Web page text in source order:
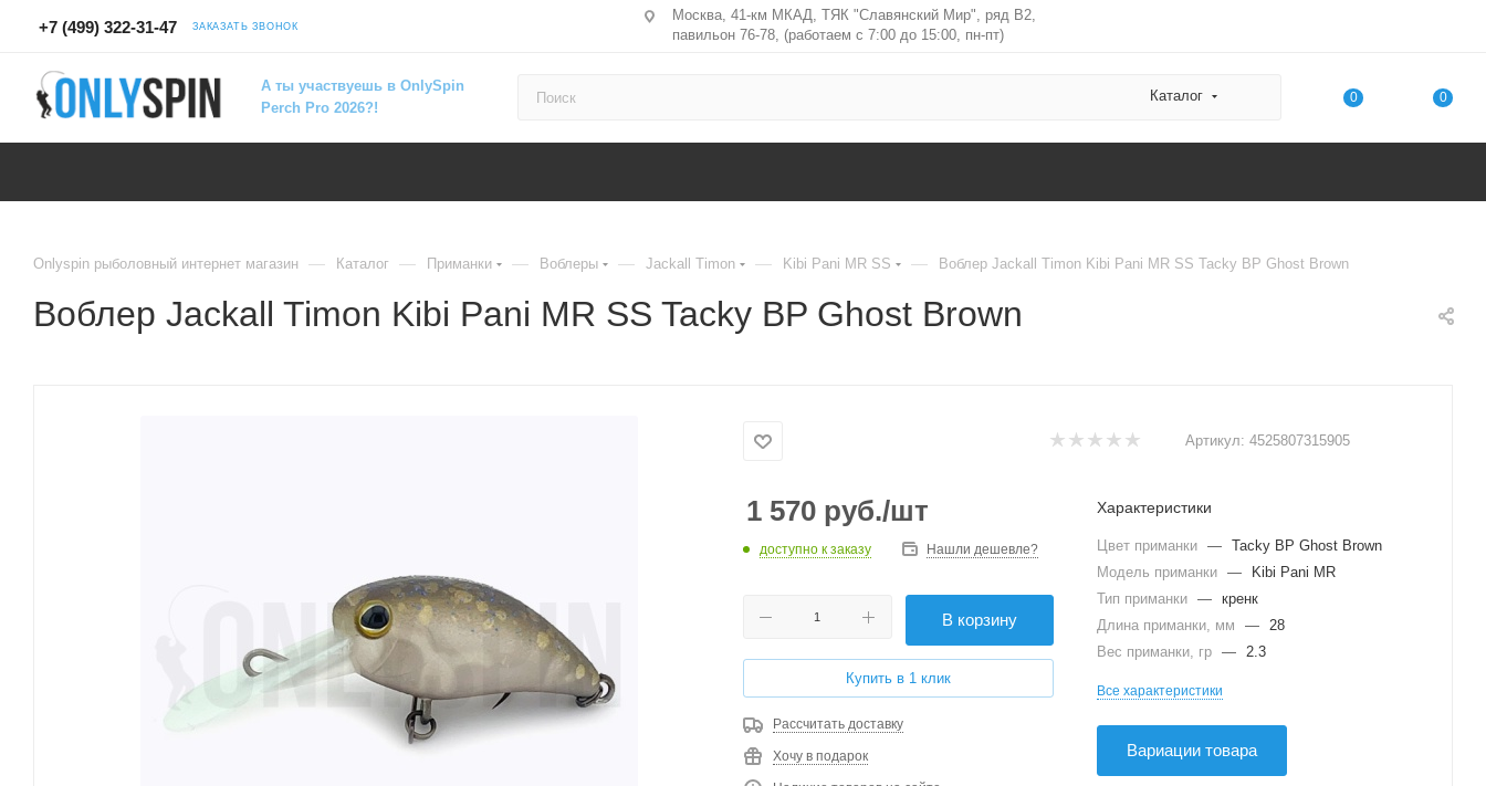
+7 (499) 322-31-47 ЗАКАЗАТЬ ЗВОНОК
Москва, 41-км МКАД, ТЯК "Славянский Мир", ряд В2,
павильон 76-78, (работаем с 7:00 до 15:00, пн-пт)
А ты участвуешь в OnlySpin
Perch Pro 2026?!
Каталог 0 0
Onlyspin рыболовный интернет магазин — Каталог — Приманки — Воблеры — Jackall Timon — Kibi Pani MR SS — Воблер Jackall Timon Kibi Pani MR SS Tacky BP Ghost Brown
Воблер Jackall Timon Kibi Pani MR SS Tacky BP Ghost Brown
Артикул: 4525807315905
1 570 руб./шт
доступно к заказу Нашли дешевле?
В корзину
Купить в 1 клик
Рассчитать доставку
Хочу в подарок
Характеристики
Цвет приманки — Tacky BP Ghost Brown
Модель приманки —
Kibi Pani MR
Тип приманки — кренк
Длина приманки, мм
— 28
Вес приманки, гр — 2.3
Все характеристики
Вариации товара